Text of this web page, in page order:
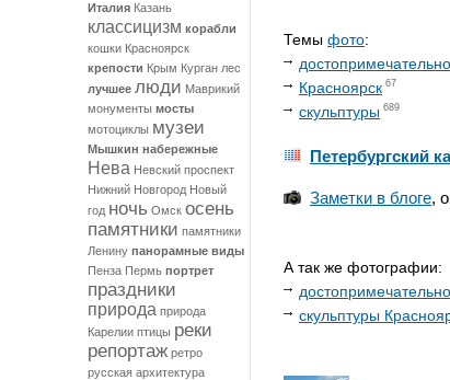
Италия Казань
классицизм корабли
кошки Красноярск
крепости Крым Курган лес
лучшее люди Маврикий
монументы мосты
мотоциклы музеи
Мышкин набережные
Нева Невский проспект
Нижний Новгород Новый
год ночь Омск осень
памятники памятники
Ленину панорамные виды
Пенза Пермь портрет
праздники
природа природа
Карелии птицы реки
репортаж ретро
русская архитектура
Темы фото:
Красноярск 67
скульптуры 689
Петербургский
Заметки в блоге,
А так же фотографии:
скульптуры